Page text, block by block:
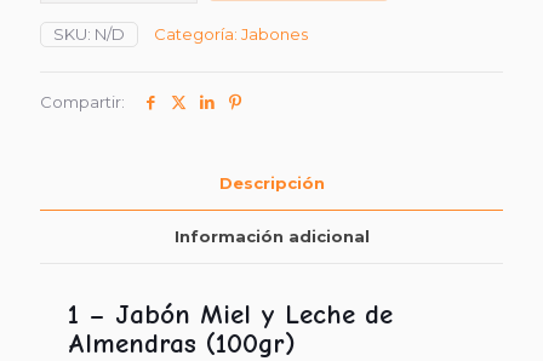
Hexagonales
100%
SKU: N/D Categoría: Jabones
Compartir:
Descripción
Información adicional
1 – Jabón Miel y Leche de
Almendras (100gr)